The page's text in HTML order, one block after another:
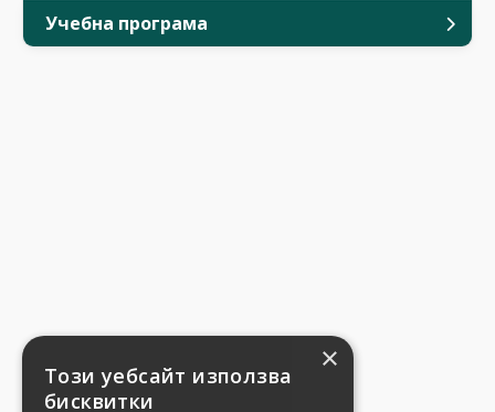
Учебна програма
×
Този уебсайт използва
бисквитки